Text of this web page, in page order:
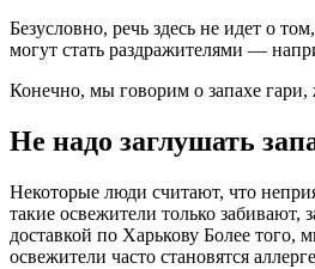
Безусловно, речь здесь не идет о
могут стать раздражителями —
Конечно, мы говорим о запахе
Не надо заглушать
Некоторые люди считают, что
такие освежители только
доставкой по Харькову Более того,
освежители часто становятся